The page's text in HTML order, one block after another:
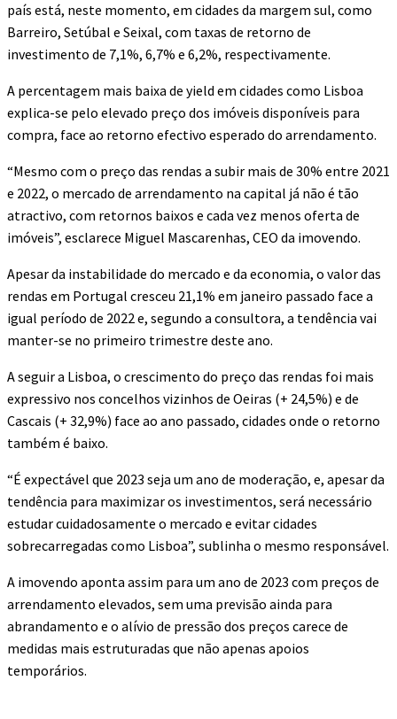
país está, neste momento, em cidades da margem sul, como
Barreiro, Setúbal e Seixal, com taxas de retorno de
investimento de 7,1%, 6,7% e 6,2%, respectivamente.
A percentagem mais baixa de yield em cidades como Lisboa
explica-se pelo elevado preço dos imóveis disponíveis para
compra, face ao retorno efectivo esperado do arrendamento.
“Mesmo com o preço das rendas a subir mais de 30% entre 2021
e 2022, o mercado de arrendamento na capital já não é tão
atractivo, com retornos baixos e cada vez menos oferta de
imóveis”, esclarece Miguel Mascarenhas, CEO da imovendo.
Apesar da instabilidade do mercado e da economia, o valor das
rendas em Portugal cresceu 21,1% em janeiro passado face a
igual período de 2022 e, segundo a consultora, a tendência vai
manter-se no primeiro trimestre deste ano.
A seguir a Lisboa, o crescimento do preço das rendas foi mais
expressivo nos concelhos vizinhos de Oeiras (+ 24,5%) e de
Cascais (+ 32,9%) face ao ano passado, cidades onde o retorno
também é baixo.
“É expectável que 2023 seja um ano de moderação, e, apesar da
tendência para maximizar os investimentos, será necessário
estudar cuidadosamente o mercado e evitar cidades
sobrecarregadas como Lisboa”, sublinha o mesmo responsável.
A imovendo aponta assim para um ano de 2023 com preços de
arrendamento elevados, sem uma previsão ainda para
abrandamento e o alívio de pressão dos preços carece de
medidas mais estruturadas que não apenas apoios
temporários.